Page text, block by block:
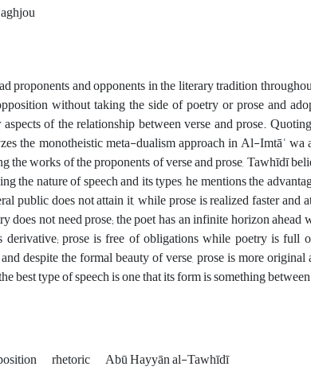
proponents and opponents in the literary tradition
without taking the side of poetry or prose and
of the relationship between verse and prose.
the monotheistic meta-dualism approach in Al-Imtāʿ
the works of the proponents of verse and prose, Tawhīdī
the nature of speech and its types, he mentions the
public does not attain it, while prose is realized faster
does not need prose; the poet has an infinite horizon
derivative; prose is free of obligations while poetry is full
despite the formal beauty of verse, prose is more
best type of speech is one that its form is something
rhetoric
Abū Hayyān al-Tawhīdī